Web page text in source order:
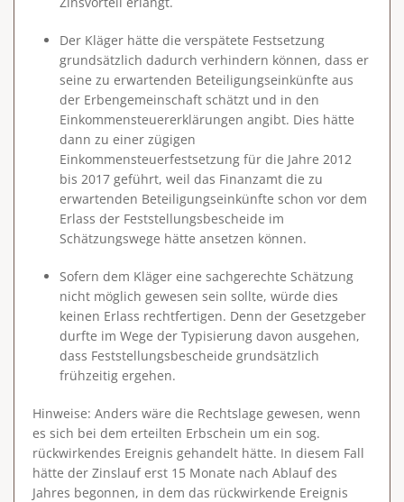
Der Kläger hätte die verspätete Festsetzung
grundsätzlich dadurch verhindern können, dass er
seine zu erwartenden Beteiligungseinkünfte aus
der Erbengemeinschaft schätzt und in den
Einkommensteuererklärungen angibt. Dies hätte
dann zu einer zügigen
Einkommensteuerfestsetzung für die Jahre 2012
bis 2017 geführt, weil das Finanzamt die zu
erwartenden Beteiligungseinkünfte schon vor dem
Erlass der Feststellungsbescheide im
Schätzungswege hätte ansetzen können.
Sofern dem Kläger eine sachgerechte Schätzung
nicht möglich gewesen sein sollte, würde dies
keinen Erlass rechtfertigen. Denn der Gesetzgeber
durfte im Wege der Typisierung davon ausgehen,
dass Feststellungsbescheide grundsätzlich
frühzeitig ergehen.
Hinweise: Anders wäre die Rechtslage gewesen, wenn
es sich bei dem erteilten Erbschein um ein sog.
rückwirkendes Ereignis gehandelt hätte. In diesem Fall
hätte der Zinslauf erst 15 Monate nach Ablauf des
Jahres begonnen, in dem das rückwirkende Ereignis